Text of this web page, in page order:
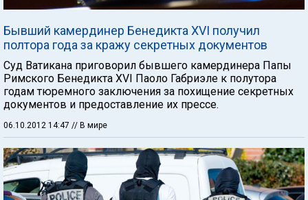
Бывший камердинер Бенедикта XVI получил
полтора года за кражу секретных документов
Суд Ватикана приговорил бывшего камердинера Папы
Римского Бенедикта XVI Паоло Габриэле к полутора
годам тюремного заключения за похищение секретных
документов и предоставление их прессе.
06.10.2012 14:47 // В мире